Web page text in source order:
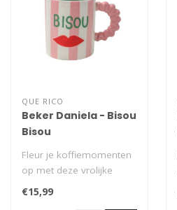
QUE RICO
Beker Daniela - Bisou
Bisou
Fleur je koffiemomenten
op met deze vrolijke
keramieken mok van
€15,99